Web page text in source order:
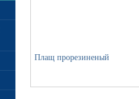
Плащ прорезиненый